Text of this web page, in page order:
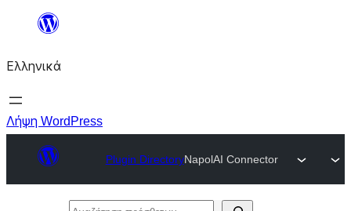
Μετάβαση
περιεχόμενο
Ελληνικά
Λήψη WordPress
Plugin DirectoryNapolAI Connector